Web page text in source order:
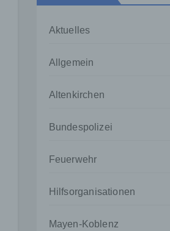
Aktuelles
Allgemein
Altenkirchen
Bundespolizei
Feuerwehr
Hilfsorganisationen
Mayen-Koblenz